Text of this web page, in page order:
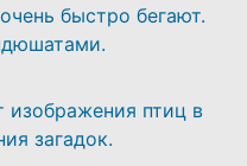
быстро бегают.
изображения птиц в
загадок.